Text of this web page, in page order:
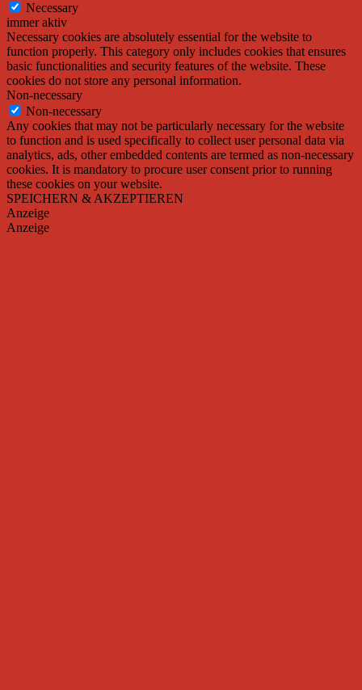
Necessary
immer aktiv
Necessary cookies are absolutely essential for the website to
function properly. This category only includes cookies that ensures
basic functionalities and security features of the website. These
cookies do not store any personal information.
Non-necessary
Non-necessary
Any cookies that may not be particularly necessary for the website
to function and is used specifically to collect user personal data via
analytics, ads, other embedded contents are termed as non-necessary
cookies. It is mandatory to procure user consent prior to running
these cookies on your website.
SPEICHERN & AKZEPTIEREN
Anzeige
Anzeige